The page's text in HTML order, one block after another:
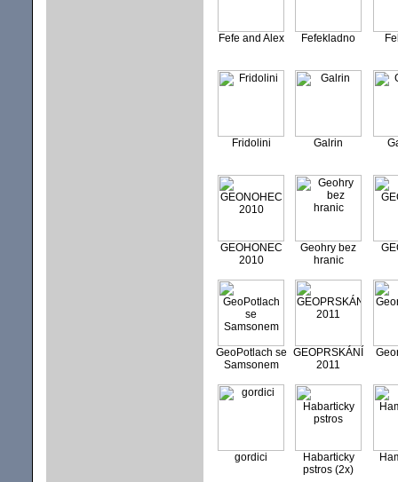
Fefe and Alex Fefekladno
Fridolini Galrin
GEOHONEC
2010
Geohry bez
hranic
GeoPotlach se
Samsonem
GEOPRSKÁNÍ
2011
gordici
Habarticky
pstros (2x)